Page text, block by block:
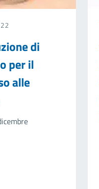
di
per il
alle